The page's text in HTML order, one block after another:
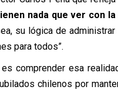
nada que ver con
su lógica de
para todos”.
comprender esa
chilenos por